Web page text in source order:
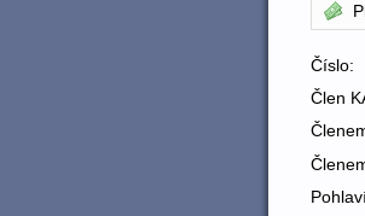
Číslo:
Člen